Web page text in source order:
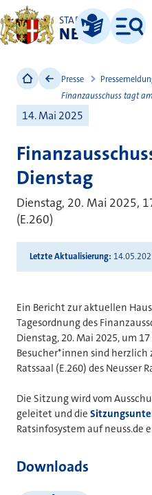
STADT
NEUSS
Leichte Sprache
Menü
Presse
Finanzausschuss tagt
14. Mai 2025
Dienstag
Dienstag, 20. Mai 2025,
(E.260)
Letzte Aktualisierung
Ein Bericht zur aktuellen
Tagesordnung des
Dienstag, 20. Mai 2025, um
Besucher*innen sind
Ratssaal (E.260) des Neusser
Die Sitzung wird vom
geleitet und die
Ratsinfosystem auf neuss.de
Downloads